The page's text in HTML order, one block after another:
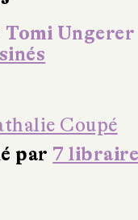
Tomi Ungerer
Coupé
par 7